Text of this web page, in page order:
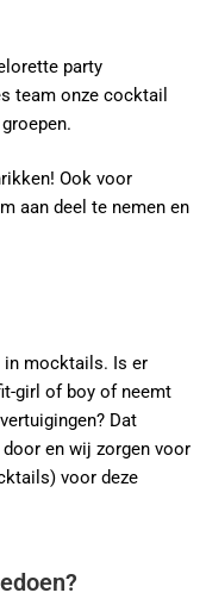
party
team onze cocktail
Ook voor
aan deel te nemen en
in mocktails. Is er
girl of boy of neemt
Dat
en wij zorgen voor
voor deze